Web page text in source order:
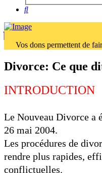
Rechercher
Vos dons permettent de
Divorce: Ce que
INTRODUCTION
Le Nouveau Divorce a
26 mai 2004.
Les procédures de
rendre plus rapides,
conflictuelles.